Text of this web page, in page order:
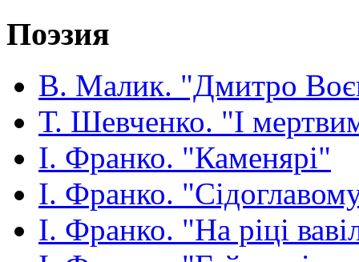
Поэзия
В. Малик. "Дмитро
Т. Шевченко. "І
І. Франко. "Каменярі"
І. Франко.
І. Франко. "На ріці